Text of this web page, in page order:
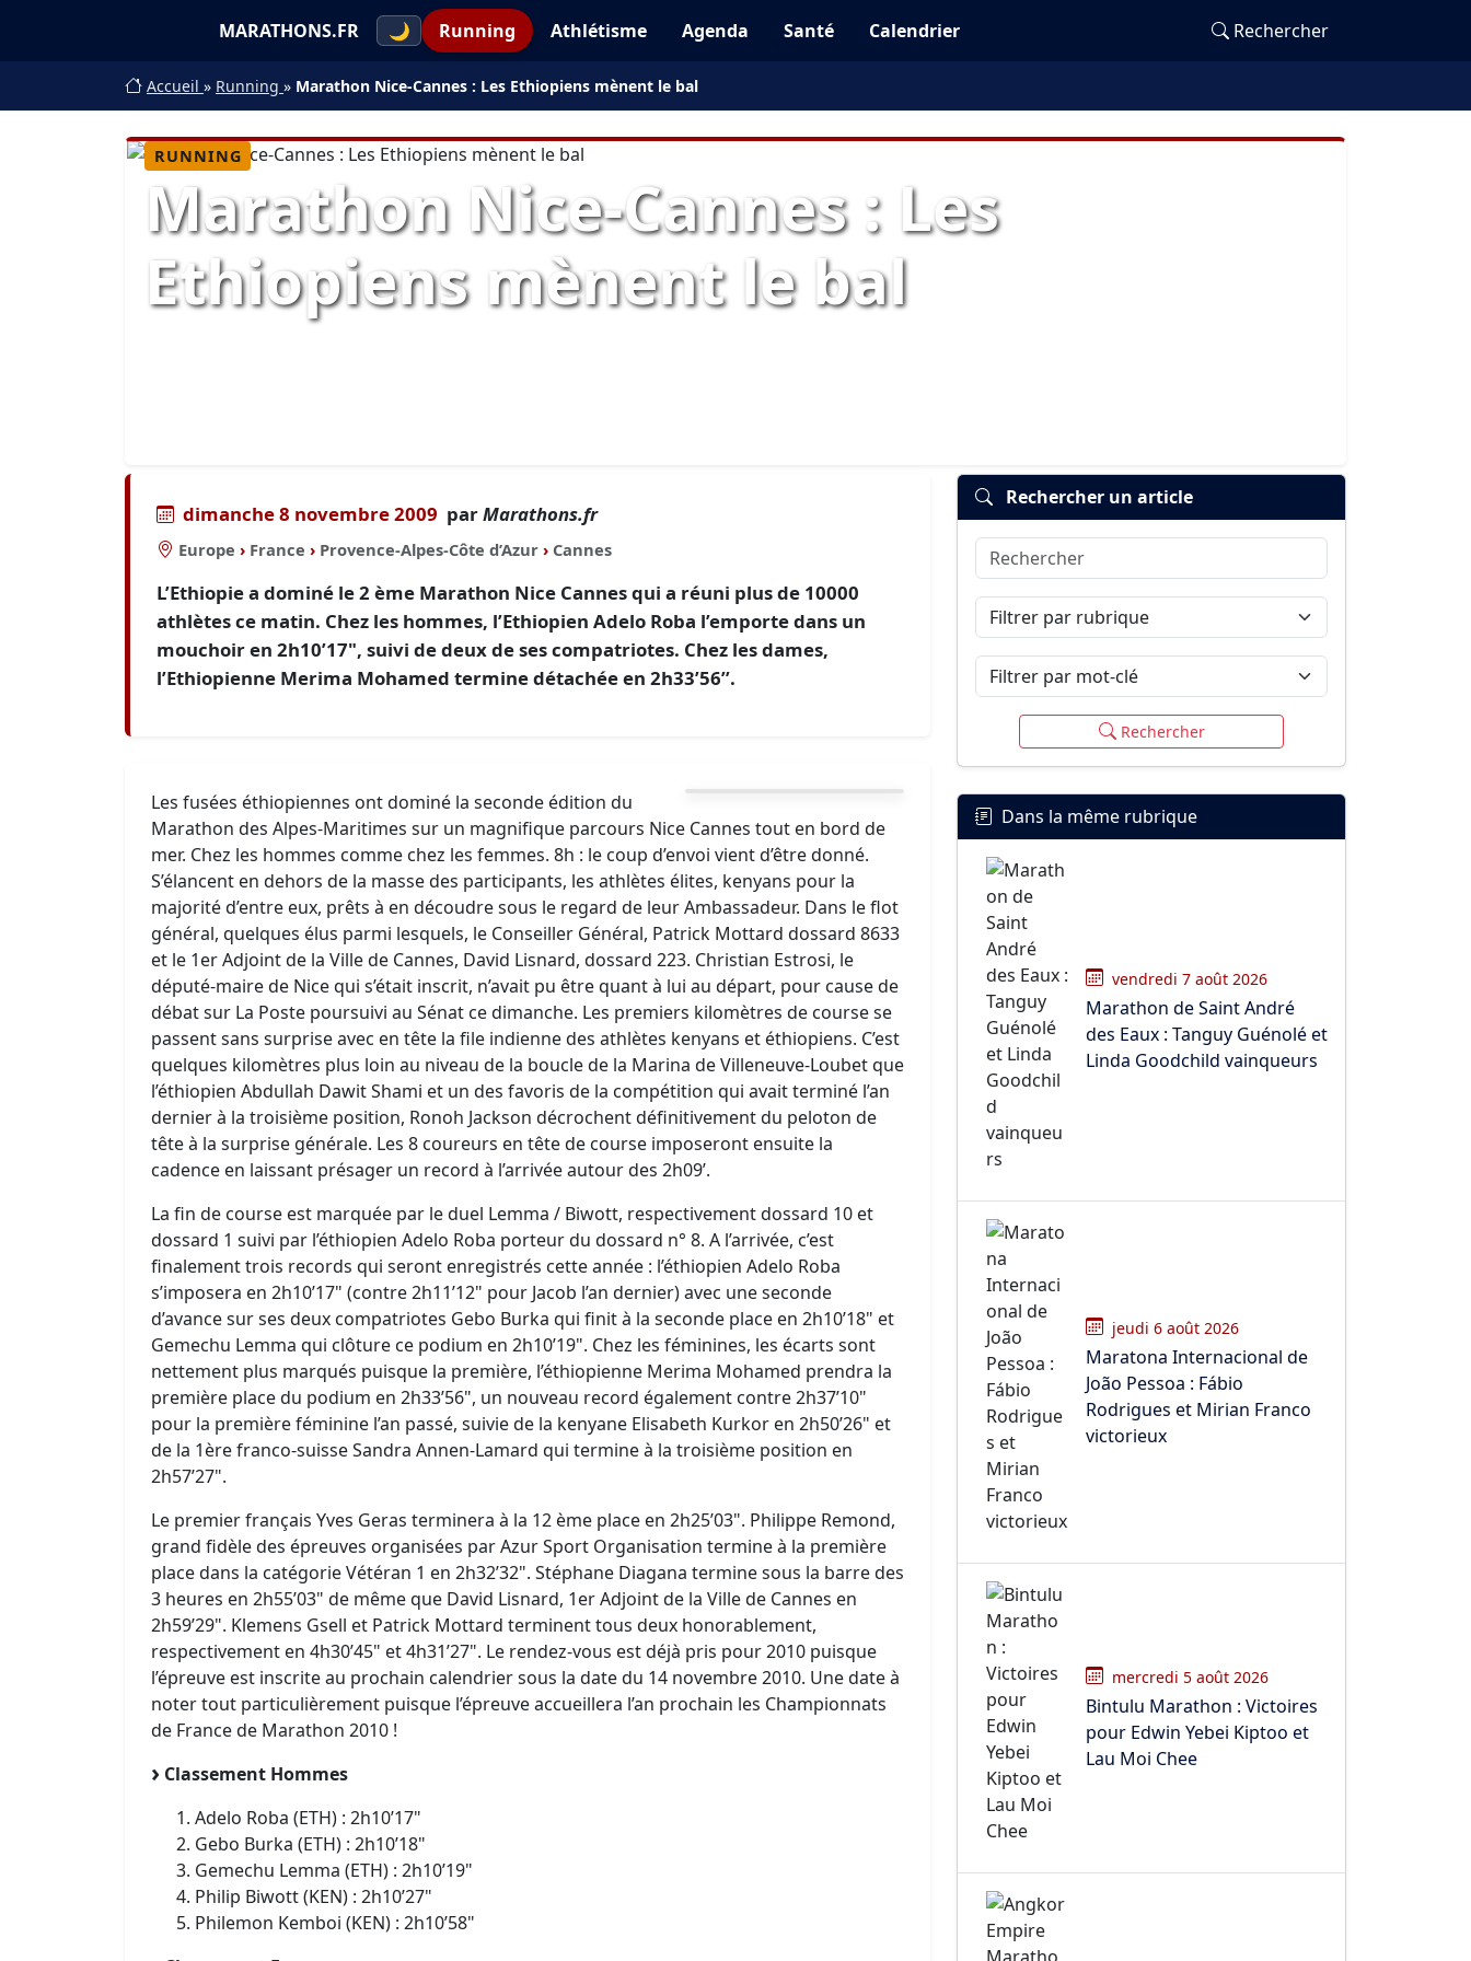
MARATHONS.FR 🌙 Running Athlétisme Agenda Santé Calendrier Rechercher
Accueil » Running » Marathon Nice-Cannes : Les Ethiopiens mènent le bal
RUNNING
Marathon Nice-Cannes : Les
Ethiopiens mènent le bal
dimanche 8 novembre 2009 parMarathons.fr
Europe › France › Provence-Alpes-Côte d’Azur › Cannes
L’Ethiopie a dominé le 2 ème Marathon Nice Cannes qui a réuni plus de 10000
athlètes ce matin. Chez les hommes, l’Ethiopien Adelo Roba l’emporte dans un
mouchoir en 2h10’17", suivi de deux de ses compatriotes. Chez les dames,
l’Ethiopienne Merima Mohamed termine détachée en 2h33’56’’.
Les fusées éthiopiennes ont dominé la seconde édition du
Marathon des Alpes-Maritimes sur un magnifique parcours Nice Cannes tout en bord de
mer. Chez les hommes comme chez les femmes. 8h : le coup d’envoi vient d’être donné.
S’élancent en dehors de la masse des participants, les athlètes élites, kenyans pour la
majorité d’entre eux, prêts à en découdre sous le regard de leur Ambassadeur. Dans le flot
général, quelques élus parmi lesquels, le Conseiller Général, Patrick Mottard dossard 8633
et le 1er Adjoint de la Ville de Cannes, David Lisnard, dossard 223. Christian Estrosi, le
député-maire de Nice qui s’était inscrit, n’avait pu être quant à lui au départ, pour cause de
débat sur La Poste poursuivi au Sénat ce dimanche. Les premiers kilomètres de course se
passent sans surprise avec en tête la file indienne des athlètes kenyans et éthiopiens. C’est
quelques kilomètres plus loin au niveau de la boucle de la Marina de Villeneuve-Loubet que
l’éthiopien Abdullah Dawit Shami et un des favoris de la compétition qui avait terminé l’an
dernier à la troisième position, Ronoh Jackson décrochent définitivement du peloton de
tête à la surprise générale. Les 8 coureurs en tête de course imposeront ensuite la
cadence en laissant présager un record à l’arrivée autour des 2h09’.
La fin de course est marquée par le duel Lemma / Biwott, respectivement dossard 10 et
dossard 1 suivi par l’éthiopien Adelo Roba porteur du dossard n° 8. A l’arrivée, c’est
finalement trois records qui seront enregistrés cette année : l’éthiopien Adelo Roba
s’imposera en 2h10’17" (contre 2h11’12" pour Jacob l’an dernier) avec une seconde
d’avance sur ses deux compatriotes Gebo Burka qui finit à la seconde place en 2h10’18" et
Gemechu Lemma qui clôture ce podium en 2h10’19". Chez les féminines, les écarts sont
nettement plus marqués puisque la première, l’éthiopienne Merima Mohamed prendra la
première place du podium en 2h33’56", un nouveau record également contre 2h37’10"
pour la première féminine l’an passé, suivie de la kenyane Elisabeth Kurkor en 2h50’26" et
de la 1ère franco-suisse Sandra Annen-Lamard qui termine à la troisième position en
2h57’27".
Le premier français Yves Geras terminera à la 12 ème place en 2h25’03". Philippe Remond,
grand fidèle des épreuves organisées par Azur Sport Organisation termine à la première
place dans la catégorie Vétéran 1 en 2h32’32". Stéphane Diagana termine sous la barre des
3 heures en 2h55’03" de même que David Lisnard, 1er Adjoint de la Ville de Cannes en
2h59’29". Klemens Gsell et Patrick Mottard terminent tous deux honorablement,
respectivement en 4h30’45" et 4h31’27". Le rendez-vous est déjà pris pour 2010 puisque
l’épreuve est inscrite au prochain calendrier sous la date du 14 novembre 2010. Une date à
noter tout particulièrement puisque l’épreuve accueillera l’an prochain les Championnats
de France de Marathon 2010 !
Classement Hommes
Adelo Roba (ETH) : 2h10’17"
Gebo Burka (ETH) : 2h10’18"
Gemechu Lemma (ETH) : 2h10’19"
Philip Biwott (KEN) : 2h10’27"
Philemon Kemboi (KEN) : 2h10’58"
Rechercher un article
Rechercher
Filtrer par rubrique
Filtrer par mot-clé
Rechercher
Dans la même rubrique
vendredi 7 août 2026
Marathon de Saint André
des Eaux : Tanguy Guénolé et
Linda Goodchild vainqueurs
jeudi 6 août 2026
Maratona Internacional de
João Pessoa : Fábio
Rodrigues et Mirian Franco
victorieux
mercredi 5 août 2026
Bintulu Marathon : Victoires
pour Edwin Yebei Kiptoo et
Lau Moi Chee